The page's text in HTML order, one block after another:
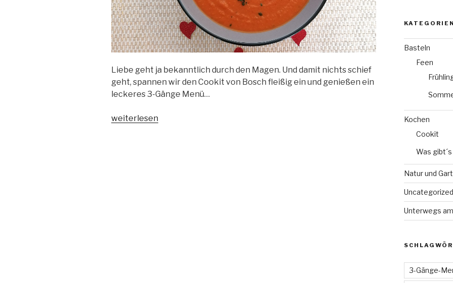
Liebe geht ja bekanntlich durch den Magen. Und damit nichts schief
geht, spannen wir den Cookit von Bosch fleißig ein und genießen ein
leckeres 3-Gänge Menü…
„Ein
weiterlesen
KATEGORIEN
Basteln
Feen
Kochen
Cookit
Was
Natur und
Uncategorized
Unterwegs
3-Gänge-